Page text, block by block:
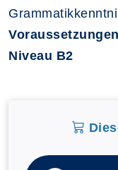
Niveau B2